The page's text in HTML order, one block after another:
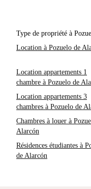
Type de propriété à
Location à Pozuelo de
Location appartements 1
chambre à Pozuelo de
Location appartements 3
chambres à Pozuelo de
Chambres à louer à
Alarcón
Résidences étudiantes à
de Alarcón